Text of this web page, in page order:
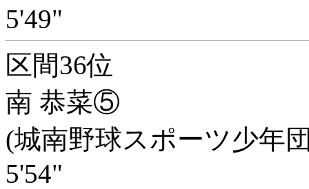
5'49"
区間36位
南 恭菜⑤
(城南野球スポーツ少年
5'54"